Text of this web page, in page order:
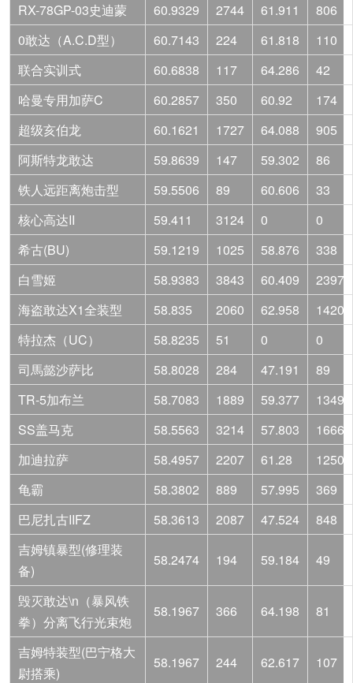
RX-78GP-03史迪蒙 60.9329 2744 61.911
806
0敢达（A.C.D型）
60.7143 224 61.818
110
联合实训式
60.6838 117 64.286
42
哈曼专用加萨C
60.2857 350 60.92
174
超级亥伯龙
60.1621 1727 64.088
905
阿斯特龙敢达
59.8639 147 59.302
86
铁人远距离炮击型
59.5506 89 60.606
33
核心高达II
59.411 3124 0
0
希古(BU)
59.1219 1025 58.876
338
白雪姬
58.9383 3843 60.409
2397
海盗敢达X1全装型
58.835 2060 62.958
1420
特拉杰（UC）
58.8235 51 0
0
司馬懿沙萨比
58.8028 284 47.191
89
TR-5加布兰
58.7083 1889 59.377
1349
SS盖马克
58.5563 3214 57.803
1666
加迪拉萨
58.4957 2207 61.28
1250
龟霸
58.3802 889 57.995
369
巴尼扎古IIFZ
58.3613 2087 47.524
848
吉姆镇暴型(修理装
备)
58.2474 194 59.184 49
毁灭敢达\n（暴风铁
拳）分离飞行光束炮
58.1967 366 64.198 81
吉姆特装型(巴宁格大
尉搭乘)
58.1967 244 62.617 107